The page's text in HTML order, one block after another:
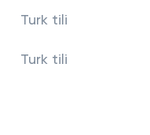
Turk tili
Turk tili